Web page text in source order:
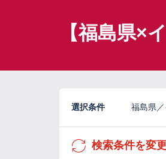
【福島県×
選択条件 福島県
検索条件を変